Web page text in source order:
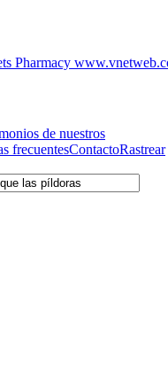
de nuestros
frecuentesContactoRastrear